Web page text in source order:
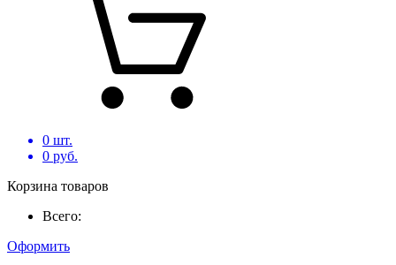
0 шт.
0 руб.
Корзина товаров
Всего:
Оформить